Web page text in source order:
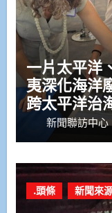
一片太平洋
夷深化海洋
跨太平洋治
新聞聯訪中心
.頭條 新聞來